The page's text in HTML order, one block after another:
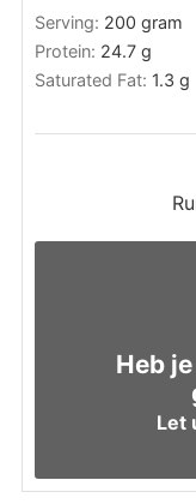
Serving: 200 gram
Protein: 24.7 g
Saturated Fat: 1.3 g
Heb
Let